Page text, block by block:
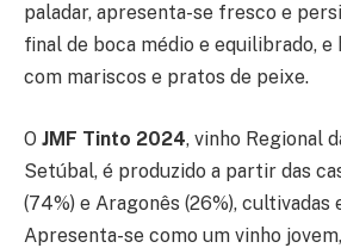
paladar, apresenta-se fresco e
final de boca médio e equilibrado, e
com mariscos e pratos de peixe.
O JMF Tinto 2024, vinho Regional
Setúbal, é produzido a partir das
(74%) e Aragonês (26%), cultivadas
Apresenta-se como um vinho